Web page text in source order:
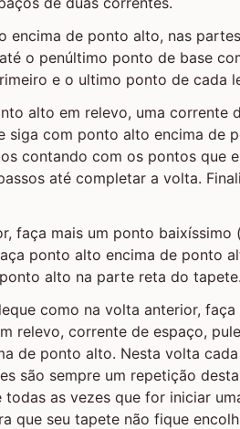
de ponto alto, nas
o penúltimo ponto de base
e o ultimo ponto de cada
alto em relevo, uma corrente
siga com ponto alto encima de
contando com os pontos que
até completar a volta.
faça mais um ponto baixíssimo
ponto alto encima de ponto
alto na parte reta do tapete.
como na volta anterior,
relevo, corrente de espaço,
de ponto alto. Nesta volta
são sempre um repetição
as vezes que for iniciar
que seu tapete não fique